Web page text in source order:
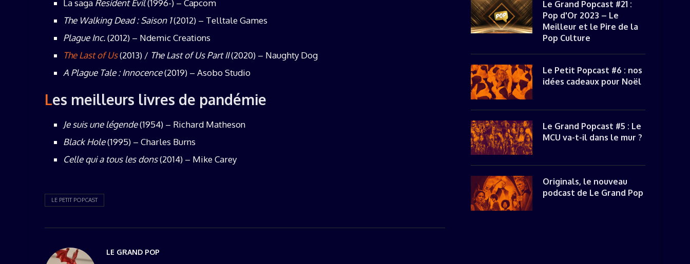
La saga Resident Evil(1996-) – Capcom
The Walking Dead : Saison 1(2012) – Telltale Games
Plague Inc.(2012) – Ndemic Creations
The Last of Us(2013) / The Last of Us Part II(2020) – Naughty Dog
A Plague Tale : Innocence(2019) – Asobo Studio
Les meilleurs livres de pandémie
Je suis une légende(1954) – Richard Matheson
Black Hole(1995) – Charles Burns
Celle qui a tous les dons(2014) – Mike Carey
LE PETIT POPCAST
LE GRAND POP
Le Grand Popcast #21 :
Pop d'Or 2023 – Le
Meilleur et le Pire de la
Pop Culture
Le Petit Popcast #6 : nos
idées cadeaux pour Noël
Le Grand Popcast #5 : Le
MCU va-t-il dans le mur ?
Originals, le nouveau
podcast de Le Grand Pop